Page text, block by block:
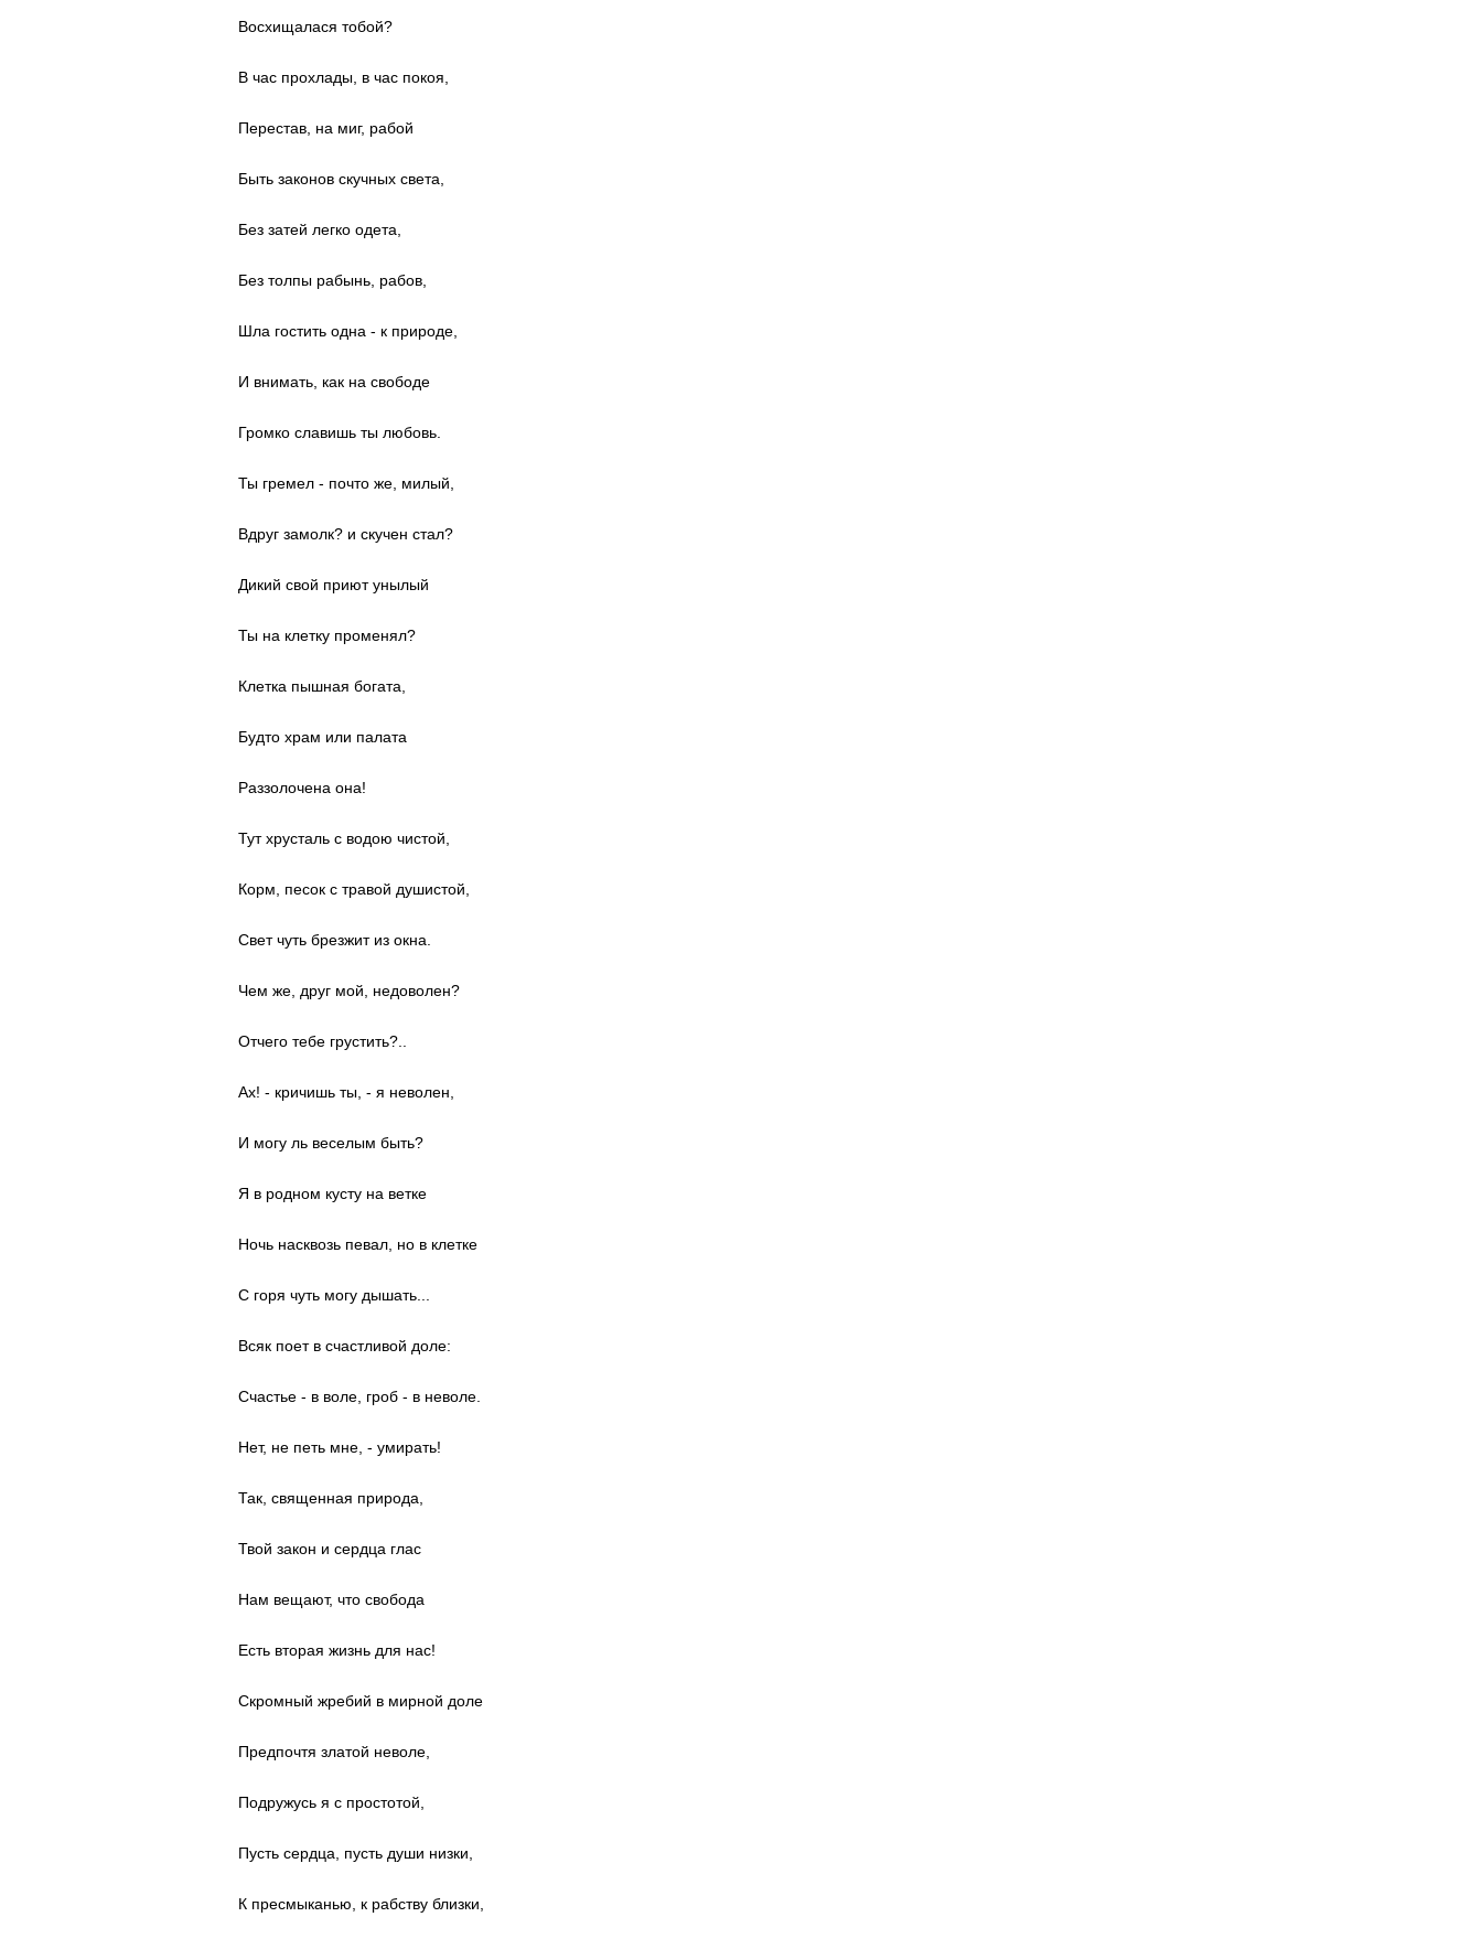
Восхищалася тобой?
В час прохлады, в час покоя,
Перестав, на миг, рабой
Быть законов скучных света,
Без затей легко одета,
Без толпы рабынь, рабов,
Шла гостить одна - к природе,
И внимать, как на свободе
Громко славишь ты любовь.
Ты гремел - почто же, милый,
Вдруг замолк? и скучен стал?
Дикий свой приют унылый
Ты на клетку променял?
Клетка пышная богата,
Будто храм или палата
Раззолочена она!
Тут хрусталь с водою чистой,
Корм, песок с травой душистой,
Свет чуть брезжит из окна.
Чем же, друг мой, недоволен?
Отчего тебе грустить?..
Ах! - кричишь ты, - я неволен,
И могу ль веселым быть?
Я в родном кусту на ветке
Ночь насквозь певал, но в клетке
С горя чуть могу дышать...
Всяк поет в счастливой доле:
Счастье - в воле, гроб - в неволе.
Нет, не петь мне, - умирать!
Так, священная природа,
Твой закон и сердца глас
Нам вещают, что свобода
Есть вторая жизнь для нас!
Скромный жребий в мирной доле
Предпочтя златой неволе,
Подружусь я с простотой,
Пусть сердца, пусть души низки,
К пресмыканью, к рабству близки,